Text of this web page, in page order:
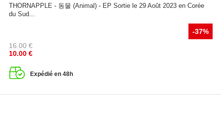
THORNAPPLE - 동물 (Animal) - EP Sortie le 29 Août 2023 en Corée
du Sud...
-37%
16.00 €
10.00 €
Expédié en 48h